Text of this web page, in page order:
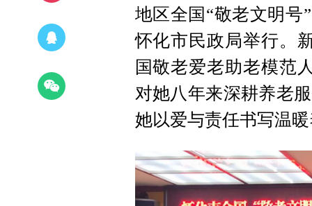
地区全国“敬老文明号
怀化市民政局举行。
国敬老爱老助老模范
对她八年来深耕养老
她以爱与责任书写温